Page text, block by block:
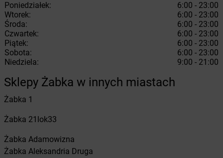
Poniedziałek:
6:00 - 23:00
Wtorek:
6:00 - 23:00
Środa:
6:00 - 23:00
Czwartek:
6:00 - 23:00
Piątek:
6:00 - 23:00
Sobota:
6:00 - 23:00
Niedziela:
9:00 - 21:00
Sklepy Żabka w innych miastach
Żabka 1
Żabka 21lok33
Żabka Adamowizna
Żabka Aleksandria Druga